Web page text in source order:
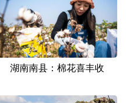
Français عربى
日本語 한국어
湖南南县：棉花喜丰收